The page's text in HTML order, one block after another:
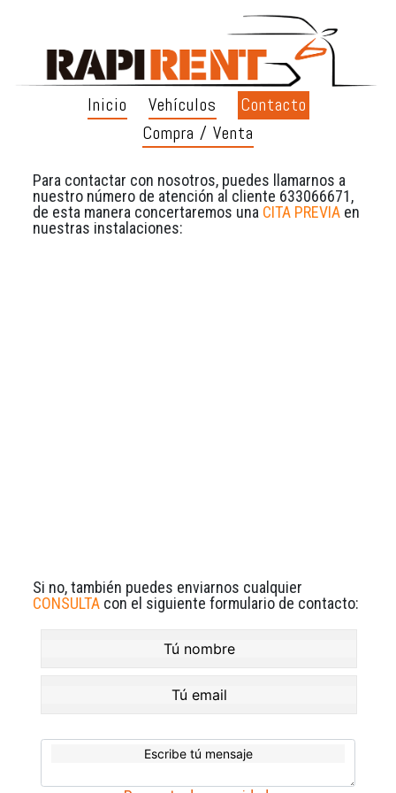
Inicio Vehículos
Contacto
Compra / Venta
Para contactar con nosotros, puedes llamarnos a
nuestro número de atención al cliente 633066671,
de esta manera concertaremos una CITA PREVIA en
nuestras instalaciones:
Si no, también puedes enviarnos cualquier
CONSULTA con el siguiente formulario de contacto: